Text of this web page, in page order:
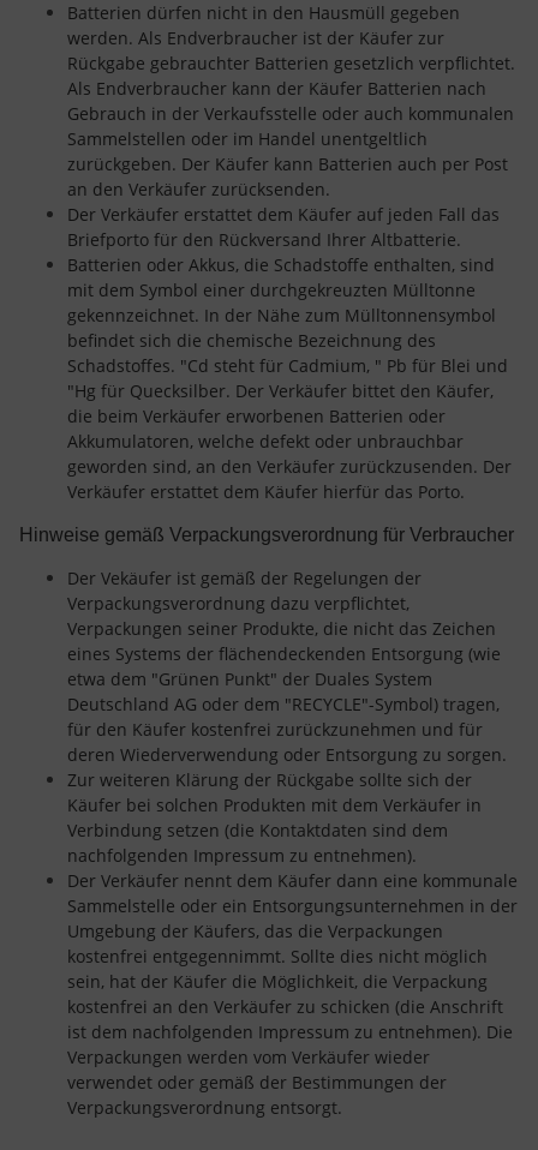
Batterien dürfen nicht in den Hausmüll gegeben
werden. Als Endverbraucher ist der Käufer zur
Rückgabe gebrauchter Batterien gesetzlich verpflichtet.
Als Endverbraucher kann der Käufer Batterien nach
Gebrauch in der Verkaufsstelle oder auch kommunalen
Sammelstellen oder im Handel unentgeltlich
zurückgeben. Der Käufer kann Batterien auch per Post
an den Verkäufer zurücksenden.
Der Verkäufer erstattet dem Käufer auf jeden Fall das
Briefporto für den Rückversand Ihrer Altbatterie.
Batterien oder Akkus, die Schadstoffe enthalten, sind
mit dem Symbol einer durchgekreuzten Mülltonne
gekennzeichnet. In der Nähe zum Mülltonnensymbol
befindet sich die chemische Bezeichnung des
Schadstoffes. "Cd steht für Cadmium, " Pb für Blei und
"Hg für Quecksilber. Der Verkäufer bittet den Käufer,
die beim Verkäufer erworbenen Batterien oder
Akkumulatoren, welche defekt oder unbrauchbar
geworden sind, an den Verkäufer zurückzusenden. Der
Verkäufer erstattet dem Käufer hierfür das Porto.
Hinweise gemäß Verpackungsverordnung für Verbraucher
Der Vekäufer ist gemäß der Regelungen der
Verpackungsverordnung dazu verpflichtet,
Verpackungen seiner Produkte, die nicht das Zeichen
eines Systems der flächendeckenden Entsorgung (wie
etwa dem "Grünen Punkt" der Duales System
Deutschland AG oder dem "RECYCLE"-Symbol) tragen,
für den Käufer kostenfrei zurückzunehmen und für
deren Wiederverwendung oder Entsorgung zu sorgen.
Zur weiteren Klärung der Rückgabe sollte sich der
Käufer bei solchen Produkten mit dem Verkäufer in
Verbindung setzen (die Kontaktdaten sind dem
nachfolgenden Impressum zu entnehmen).
Der Verkäufer nennt dem Käufer dann eine kommunale
Sammelstelle oder ein Entsorgungsunternehmen in der
Umgebung der Käufers, das die Verpackungen
kostenfrei entgegennimmt. Sollte dies nicht möglich
sein, hat der Käufer die Möglichkeit, die Verpackung
kostenfrei an den Verkäufer zu schicken (die Anschrift
ist dem nachfolgenden Impressum zu entnehmen). Die
Verpackungen werden vom Verkäufer wieder
verwendet oder gemäß der Bestimmungen der
Verpackungsverordnung entsorgt.